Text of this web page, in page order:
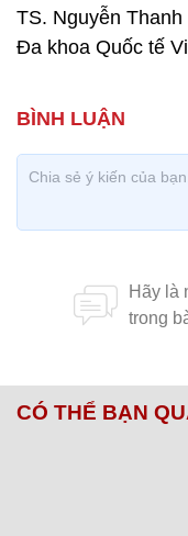
TS. Nguyễn
Đa khoa Quốc tế
CÓ THỂ BẠN